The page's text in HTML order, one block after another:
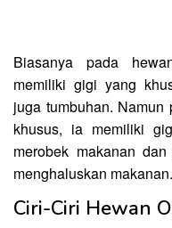
Biasanya pada
memiliki gigi yang
juga tumbuhan.
khusus, ia memiliki
merobek makanan
menghaluskan makanan.
Ciri-Ciri Hewan